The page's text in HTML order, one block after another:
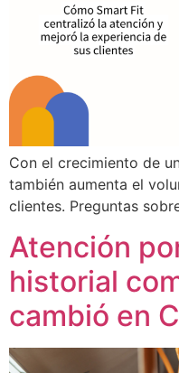
Con el crecimiento de
también aumenta el
clientes. Preguntas
Atención
historial
cambió en